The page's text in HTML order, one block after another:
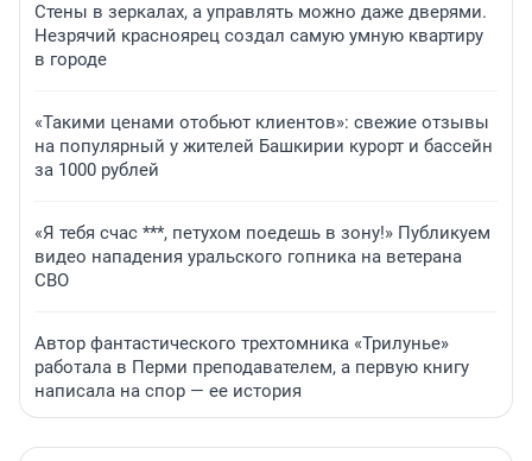
Стены в зеркалах, а управлять можно даже дверями.
Незрячий красноярец создал самую умную квартиру
в городе
«Такими ценами отобьют клиентов»: свежие отзывы
на популярный у жителей Башкирии курорт и бассейн
за 1000 рублей
«Я тебя счас ***, петухом поедешь в зону!» Публикуем
видео нападения уральского гопника на ветерана
СВО
Автор фантастического трехтомника «Трилунье»
работала в Перми преподавателем, а первую книгу
написала на спор — ее история